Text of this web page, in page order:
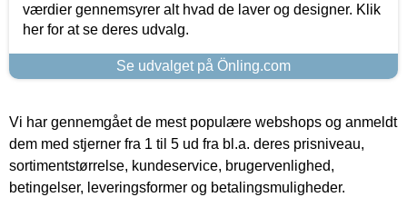
værdier gennemsyrer alt hvad de laver og designer. Klik
her for at se deres udvalg.
Se udvalget på Önling.com
Vi har gennemgået de mest populære webshops og anmeldt
dem med stjerner fra 1 til 5 ud fra bl.a. deres prisniveau,
sortimentstørrelse, kundeservice, brugervenlighed,
betingelser, leveringsformer og betalingsmuligheder.